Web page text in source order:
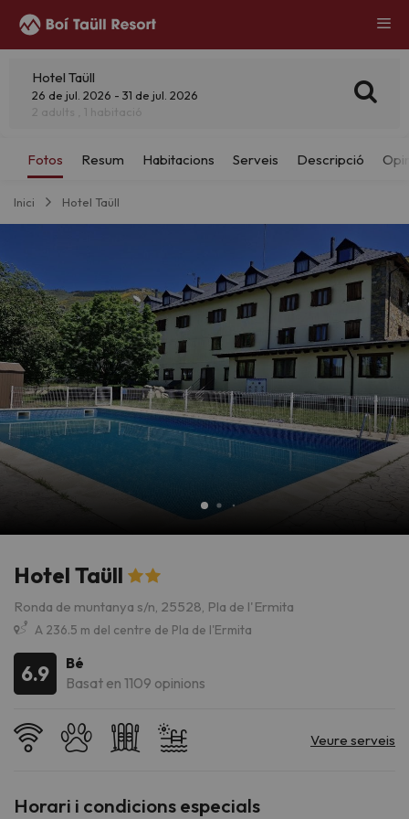
Hotel Taüll
26 de jul. 2026 - 31 de jul. 2026
2 adults , 1 habitació
Inici Hotel Taüll
Hotel Taüll
Ronda de muntanya s/n, 25528, Pla de l'Ermita
A 236.5 m del centre de Pla de l'Ermita
6.9
Bé
Basat en 1109 opinions
Horari i condicions especials